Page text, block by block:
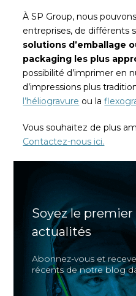
À SP Group, nous
entreprises, de différents
solutions d’emballage
packaging les plus
possibilité d’imprimer en
d’impressions plus
l’héliogravure ou la
Vous souhaitez de plus
Contactez-nous ici.
Soyez le premier
actualités
Abonnez-vous et
récents de notre blog